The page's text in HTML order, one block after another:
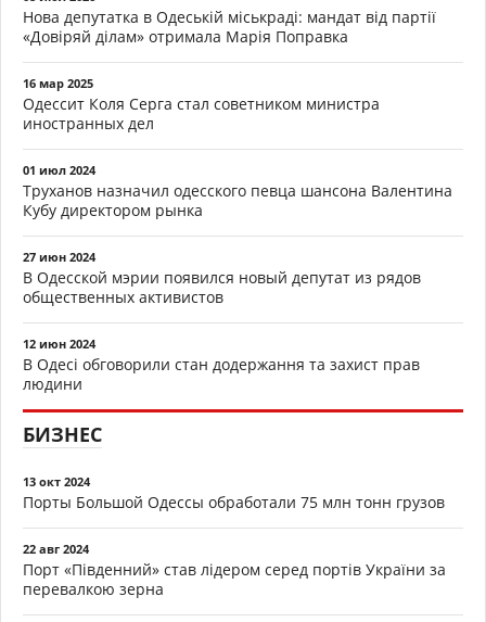
Нова депутатка в Одеській міськраді: мандат від партії
«Довіряй ділам» отримала Марія Поправка
16 мар 2025
Одессит Коля Серга стал советником министра
иностранных дел
01 июл 2024
Труханов назначил одесского певца шансона Валентина
Кубу директором рынка
27 июн 2024
В Одесской мэрии появился новый депутат из рядов
общественных активистов
12 июн 2024
В Одесі обговорили стан додержання та захист прав
людини
БИЗНЕС
13 окт 2024
Порты Большой Одессы обработали 75 млн тонн грузов
22 авг 2024
Порт «Південний» став лідером серед портів України за
перевалкою зерна